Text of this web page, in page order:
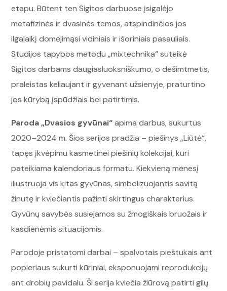
etapu. Būtent ten Sigitos darbuose įsigalėjo
metafizinės ir dvasinės temos, atspindinčios jos
ilgalaikį domėjimąsi vidiniais ir išoriniais pasauliais.
Studijos tapybos metodu „mixtechnika“ suteikė
Sigitos darbams daugiasluoksniškumo, o dešimtmetis,
praleistas keliaujant ir gyvenant užsienyje, praturtino
jos kūrybą įspūdžiais bei patirtimis.
Paroda „Dvasios gyvūnai“apima darbus, sukurtus
2020–2024 m. Šios serijos pradžia – piešinys „Liūtė“,
tapęs įkvėpimu kasmetinei piešinių kolekcijai, kuri
pateikiama kalendoriaus formatu. Kiekvieną mėnesį
iliustruoja vis kitas gyvūnas, simbolizuojantis savitą
žinutę ir kviečiantis pažinti skirtingus charakterius.
Gyvūnų savybės susiejamos su žmogiškais bruožais ir
kasdienėmis situacijomis.
Parodoje pristatomi darbai – spalvotais pieštukais ant
popieriaus sukurti kūriniai, eksponuojami reprodukcijų
ant drobių pavidalu. Ši serija kviečia žiūrovą patirti gilų